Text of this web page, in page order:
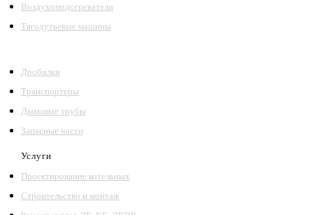
Воздухоподогреватели
Тягодутьевые машины
Дробилки
Транспортеры
Дымовые трубы
Запасные части
Услуги
Проектирование котельных
Строительство и монтаж